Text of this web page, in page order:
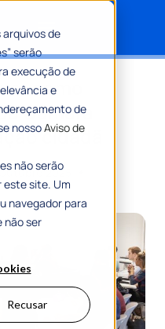
de
serão
execução de
e
de
nossoAviso de
não serão
este site. Um
navegador para
não ser
Recusar
como
Câmara
cidadã
2025